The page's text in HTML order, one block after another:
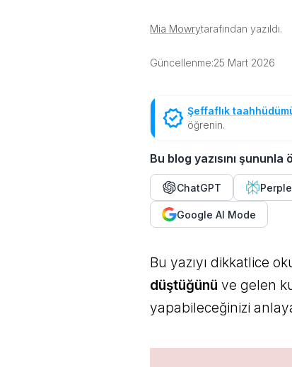
Mia Mowrytarafından yazıldı.
Güncellenme:25 Mart 2026
Şeffaflık
öğrenin.
Bu blog yazısını şununla
ChatGPT
Google AI Mode
Bu yazıyı dikkatlice
düştüğünü ve gelen
yapabileceğinizi